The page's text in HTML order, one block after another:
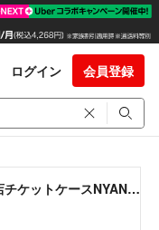
ログイン 会員登録
ヒグチユウコ×ボリス雑貨店チケットケースNYANKOクリアファイル マルチケース